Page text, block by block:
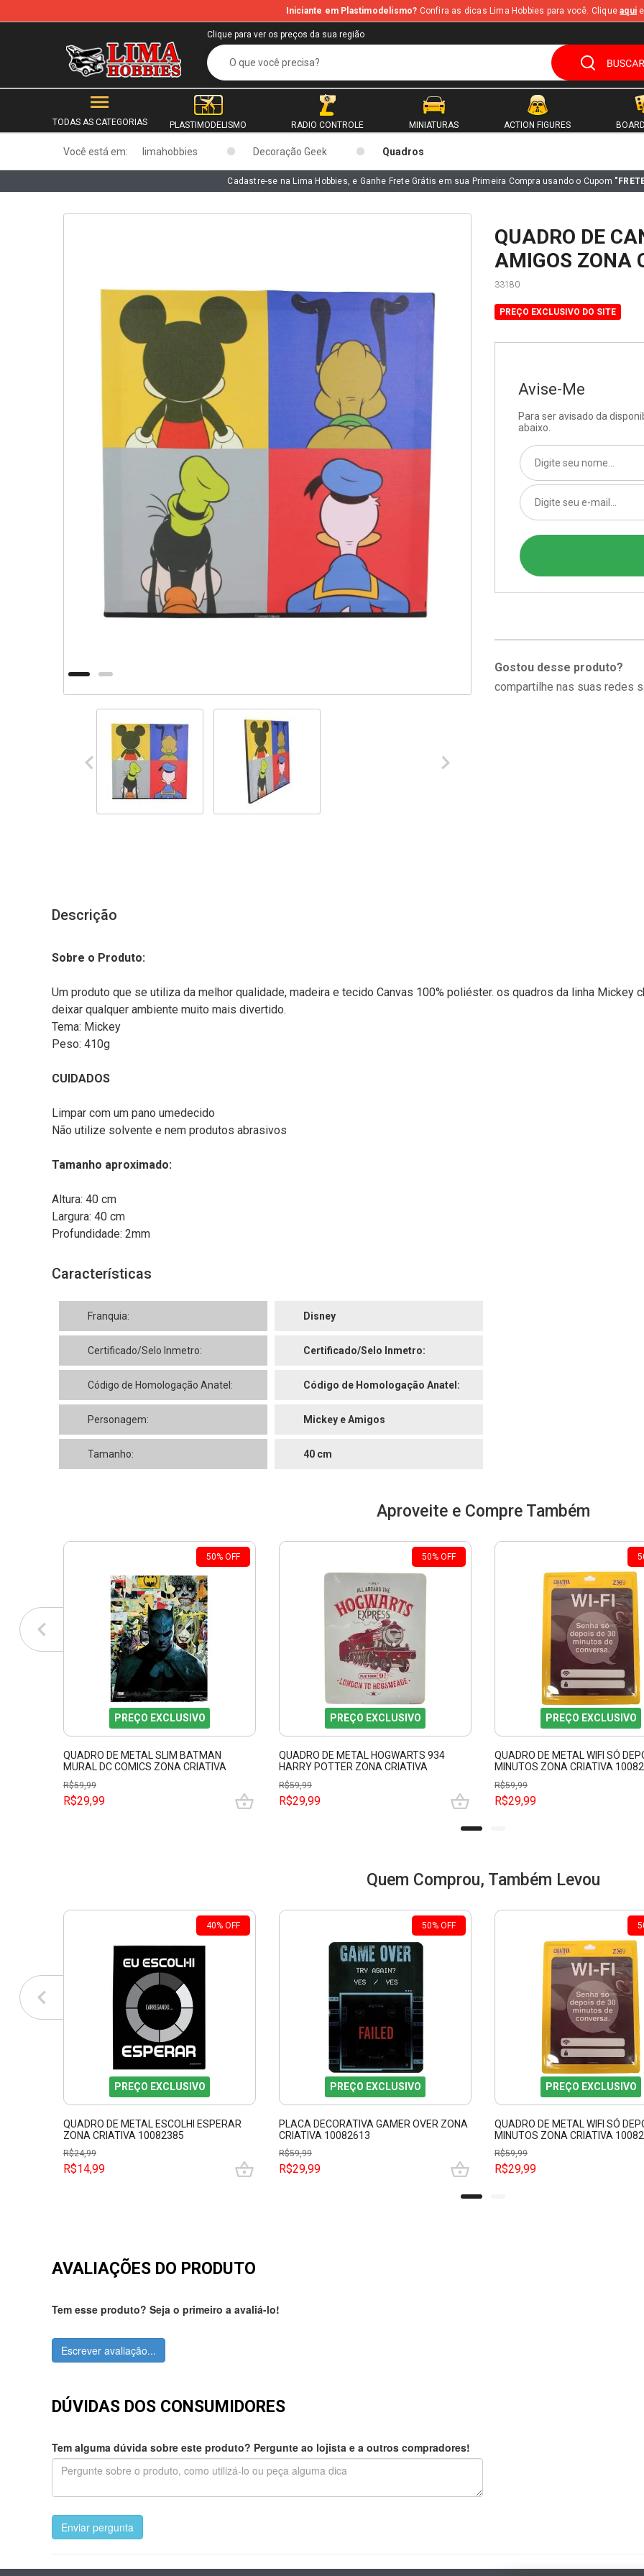
b
Iniciante em Plastimodelismo? Confira as dicas Lima Hobbies para você. Cliqueaqui
Clique para ver os preços da sua região
TODAS AS CATEGORIAS PLASTIMODELISMO RADIO CONTROLE MINIATURAS ACTION FIGURES
Você está em: limahobbies Decoração Geek Quadros
Cadastre-se na Lima Hobbies, e Ganhe Frete Grátis em sua Primeira Compra usando o Cupom
QUADRO DE
AMIGOS ZONA
33180
PREÇO EXCLUSIVO DO SITE
Avise-Me
Para ser avisado da
abaixo.
Gostou desse produto?
compartilhe nas suas redes
Descrição
Sobre o Produto:
Um produto que se utiliza da melhor qualidade, madeira e tecido Canvas 100% poliéster. os quadros da linha Mickey
deixar qualquer ambiente muito mais divertido.
Tema: Mickey
Peso: 410g
CUIDADOS
Limpar com um pano umedecido
Não utilize solvente e nem produtos abrasivos
Tamanho aproximado:
Altura: 40 cm
Largura: 40 cm
Profundidade: 2mm
Características
Franquia: Disney
Certificado/Selo Inmetro: Certificado/Selo Inmetro:
Código de Homologação Anatel: Código de Homologação Anatel:
Personagem: Mickey e Amigos
Tamanho: 40 cm
Aproveite e Compre Também
50% OFF
PREÇO EXCLUSIVO
QUADRO DE METAL SLIM BATMAN
MURAL DC COMICS ZONA CRIATIVA
10082643
R$59,99
R$29,99
50% OFF
PREÇO EXCLUSIVO
QUADRO DE METAL HOGWARTS 934
HARRY POTTER ZONA CRIATIVA
10082645
R$59,99
R$29,99
PREÇO EXCLUSIVO
QUADRO DE METAL WIFI SÓ
MINUTOS ZONA CRIATIVA
R$59,99
R$29,99
Quem Comprou, Também Levou
40% OFF
PREÇO EXCLUSIVO
QUADRO DE METAL ESCOLHI ESPERAR
ZONA CRIATIVA 10082385
R$24,99
R$14,99
50% OFF
PREÇO EXCLUSIVO
PLACA DECORATIVA GAMER OVER ZONA
CRIATIVA 10082613
R$59,99
R$29,99
PREÇO EXCLUSIVO
QUADRO DE METAL WIFI SÓ
MINUTOS ZONA CRIATIVA
R$59,99
R$29,99
AVALIAÇÕES DO PRODUTO
Tem esse produto? Seja o primeiro a avaliá-lo!
Escrever avaliação...
DÚVIDAS DOS CONSUMIDORES
Tem alguma dúvida sobre este produto? Pergunte ao lojista e a outros compradores!
Enviar pergunta